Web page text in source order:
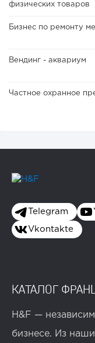
Конференции
физических товаров
Бизнес по ремонту
Вендинг - аквариум
Частное охранное
Telegram
Vkontakte
КАТАЛОГ
H&F —
бизнесе. Из